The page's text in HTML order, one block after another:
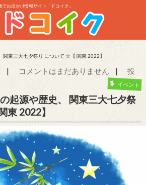
でお出かけ情報サイト「ドコイク」
関東三大七夕祭り について ☆【 関東 2022】
| コメントはまだありません |投
イベント
起源や歴史、 関東三大七夕祭
東 2022】